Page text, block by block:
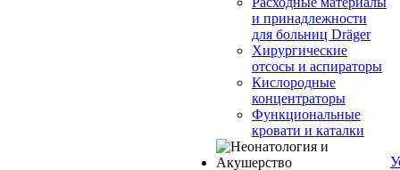
и принадлежности
для больниц Dräger
Хирургические
отсосы и аспираторы
Кислородные
концентраторы
Функциональные
кровати и каталки